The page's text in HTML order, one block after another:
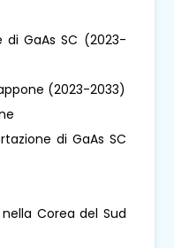
di GaAs SC (2023-
(2023-2033)
di GaAs SC
nella Corea del Sud